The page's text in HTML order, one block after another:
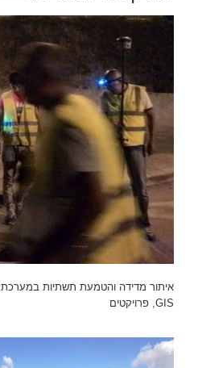
איתור מדידה והטמעת תשתיות במערכת GIS
GIS פרויקטים